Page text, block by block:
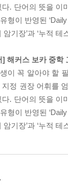
다. 단어의 뜻을 이
형이 반영된
암기장’과 ‘누적
] 해커스 보카 중학
이 꼭 알아야 할
지정 권장 어휘를
다. 단어의 뜻을 이
형이 반영된
암기장’과 ‘누적